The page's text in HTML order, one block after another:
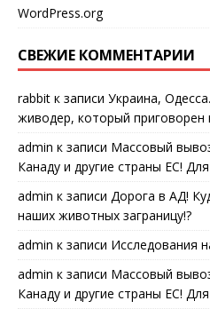
WordPress.org
СВЕЖИЕ КОММЕНТАРИИ
rabbit к записи Украина,
живодер, который
admin к записи Массовый
Канаду и другие страны ЕС!
admin к записи Дорога в АД!
наших животных заграницу!?
admin к записи Исследования
admin к записи Массовый
Канаду и другие страны ЕС!